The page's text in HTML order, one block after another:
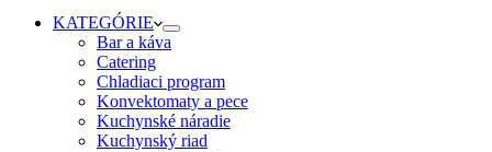
KATEGÓRIE
Bar a káva
Catering
Chladiaci program
Konvektomaty a pece
Kuchynské náradie
Kuchynský riad